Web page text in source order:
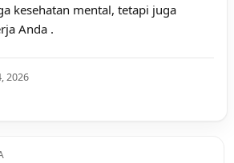
kesehatan mental, tetapi juga
Anda .
2026